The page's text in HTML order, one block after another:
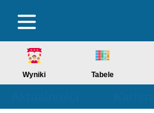
Wyniki Tabele